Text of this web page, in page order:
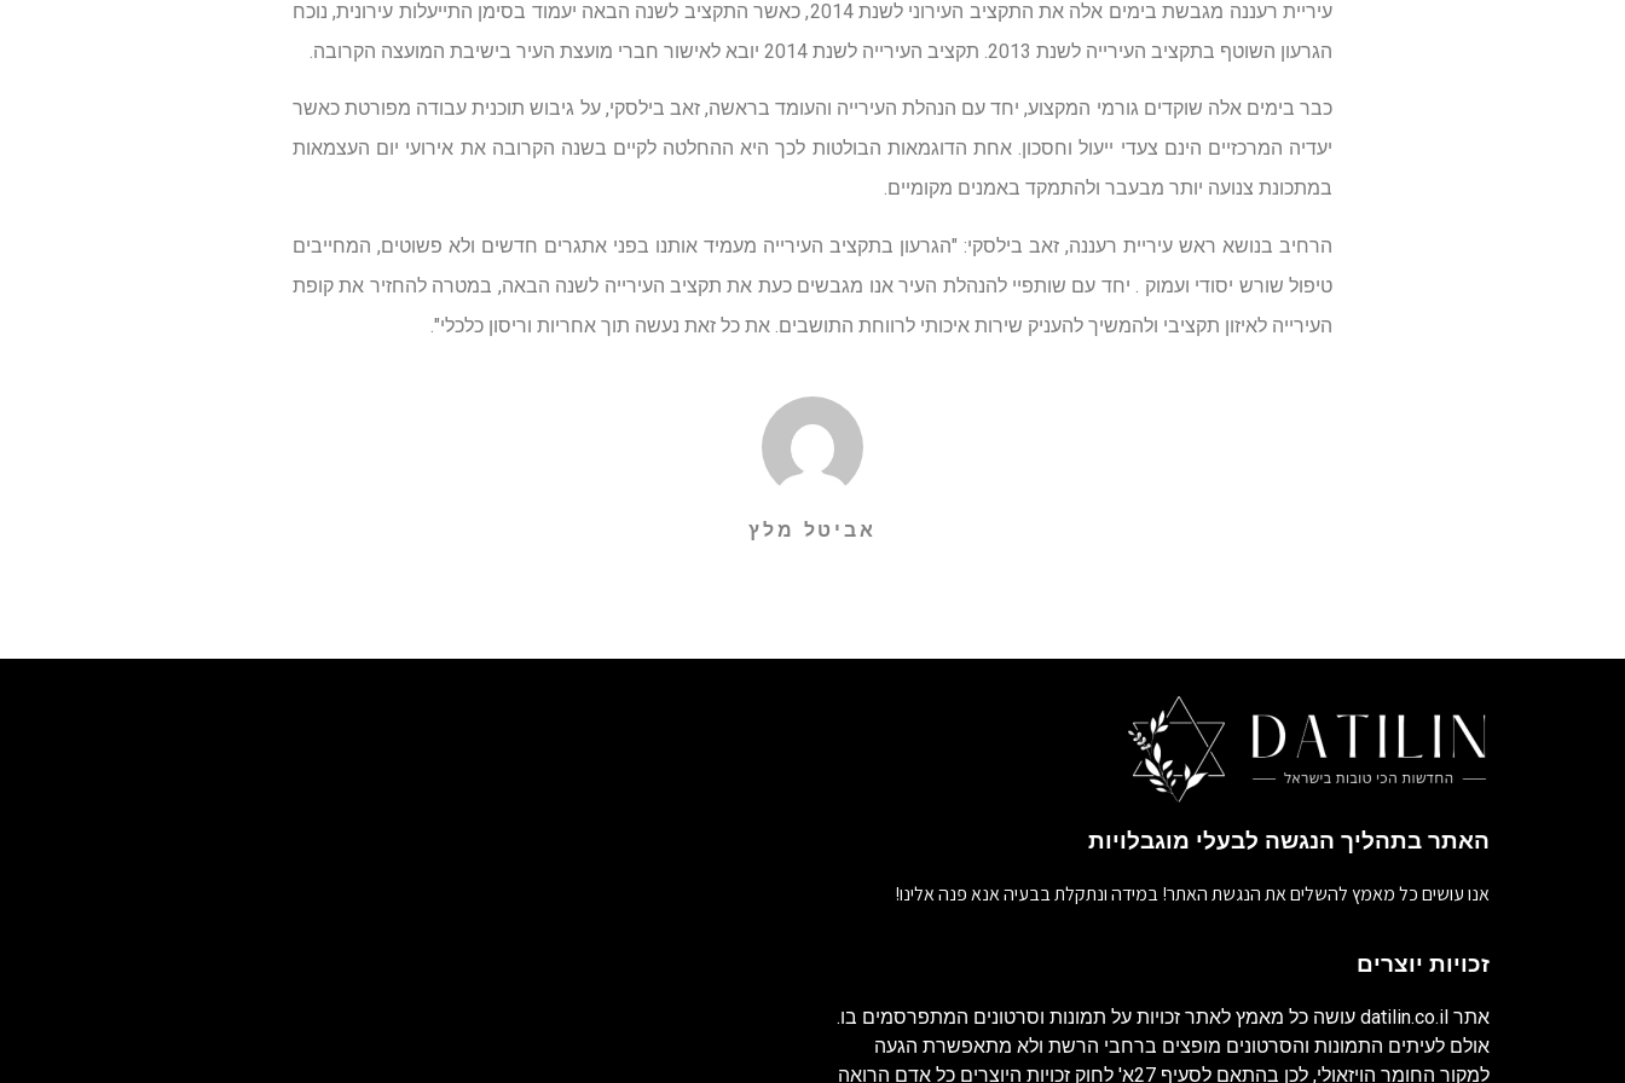
עיריית רעננה מגבשת בימים אלה את התקציב העירוני לשנת 2014, כאשר התקציב לשנה הבאה יעמוד בסימן התייעלות עירונית, נוכח
הגרעון השוטף בתקציב העירייה לשנת 2013. תקציב העירייה לשנת 2014 יובא לאישור חברי מועצת העיר בישיבת המועצה הקרובה.
כבר בימים אלה שוקדים גורמי המקצוע, יחד עם הנהלת העירייה והעומד בראשה, זאב בילסקי, על גיבוש תוכנית עבודה מפורטת כאשר
יעדיה המרכזיים הינם צעדי ייעול וחסכון. אחת הדוגמאות הבולטות לכך היא ההחלטה לקיים בשנה הקרובה את אירועי יום העצמאות
במתכונת צנועה יותר מבעבר ולהתמקד באמנים מקומיים.
הרחיב בנושא ראש עיריית רעננה, זאב בילסקי: "הגרעון בתקציב העירייה מעמיד אותנו בפני אתגרים חדשים ולא פשוטים, המחייבים
טיפול שורש יסודי ועמוק . יחד עם שותפיי להנהלת העיר אנו מגבשים כעת את תקציב העירייה לשנה הבאה, במטרה להחזיר את קופת
העירייה לאיזון תקציבי ולהמשיך להעניק שירות איכותי לרווחת התושבים. את כל זאת נעשה תוך אחריות וריסון כלכלי".
אביטל מלץ
האתר בתהליך הנגשה לבעלי מוגבלויות
אנו עושים כל מאמץ להשלים את הנגשת האתר! במידה ונתקלת בבעיה אנא פנה אלינו!
זכויות יוצרים
אתר datilin.co.il עושה כל מאמץ לאתר זכויות על תמונות וסרטונים המתפרסמים בו.
אולם לעיתים התמונות והסרטונים מופצים ברחבי הרשת ולא מתאפשרת הגעה
למקור החומר הויזאולי, לכן בהתאם לסעיף 27א' לחוק זכויות היוצרים כל אדם הרואה